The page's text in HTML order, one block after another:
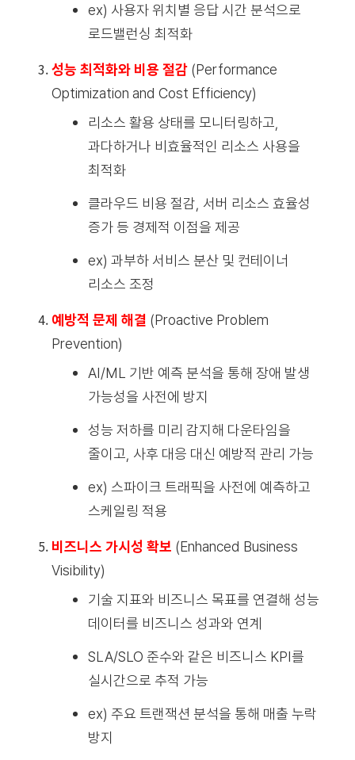
ex) 사용자 위치별 응답 시간 분석으로
로드밸런싱 최적화
성능 최적화와 비용 절감 (Performance
Optimization and Cost Efficiency)
리소스 활용 상태를 모니터링하고,
과다하거나 비효율적인 리소스 사용을
최적화
클라우드 비용 절감, 서버 리소스 효율성
증가 등 경제적 이점을 제공
ex) 과부하 서비스 분산 및 컨테이너
리소스 조정
예방적 문제 해결 (Proactive Problem
Prevention)
AI/ML 기반 예측 분석을 통해 장애 발생
가능성을 사전에 방지
성능 저하를 미리 감지해 다운타임을
줄이고, 사후 대응 대신 예방적 관리 가능
ex) 스파이크 트래픽을 사전에 예측하고
스케일링 적용
비즈니스 가시성 확보 (Enhanced Business
Visibility)
기술 지표와 비즈니스 목표를 연결해 성능
데이터를 비즈니스 성과와 연계
SLA/SLO 준수와 같은 비즈니스 KPI를
실시간으로 추적 가능
ex) 주요 트랜잭션 분석을 통해 매출 누락
방지